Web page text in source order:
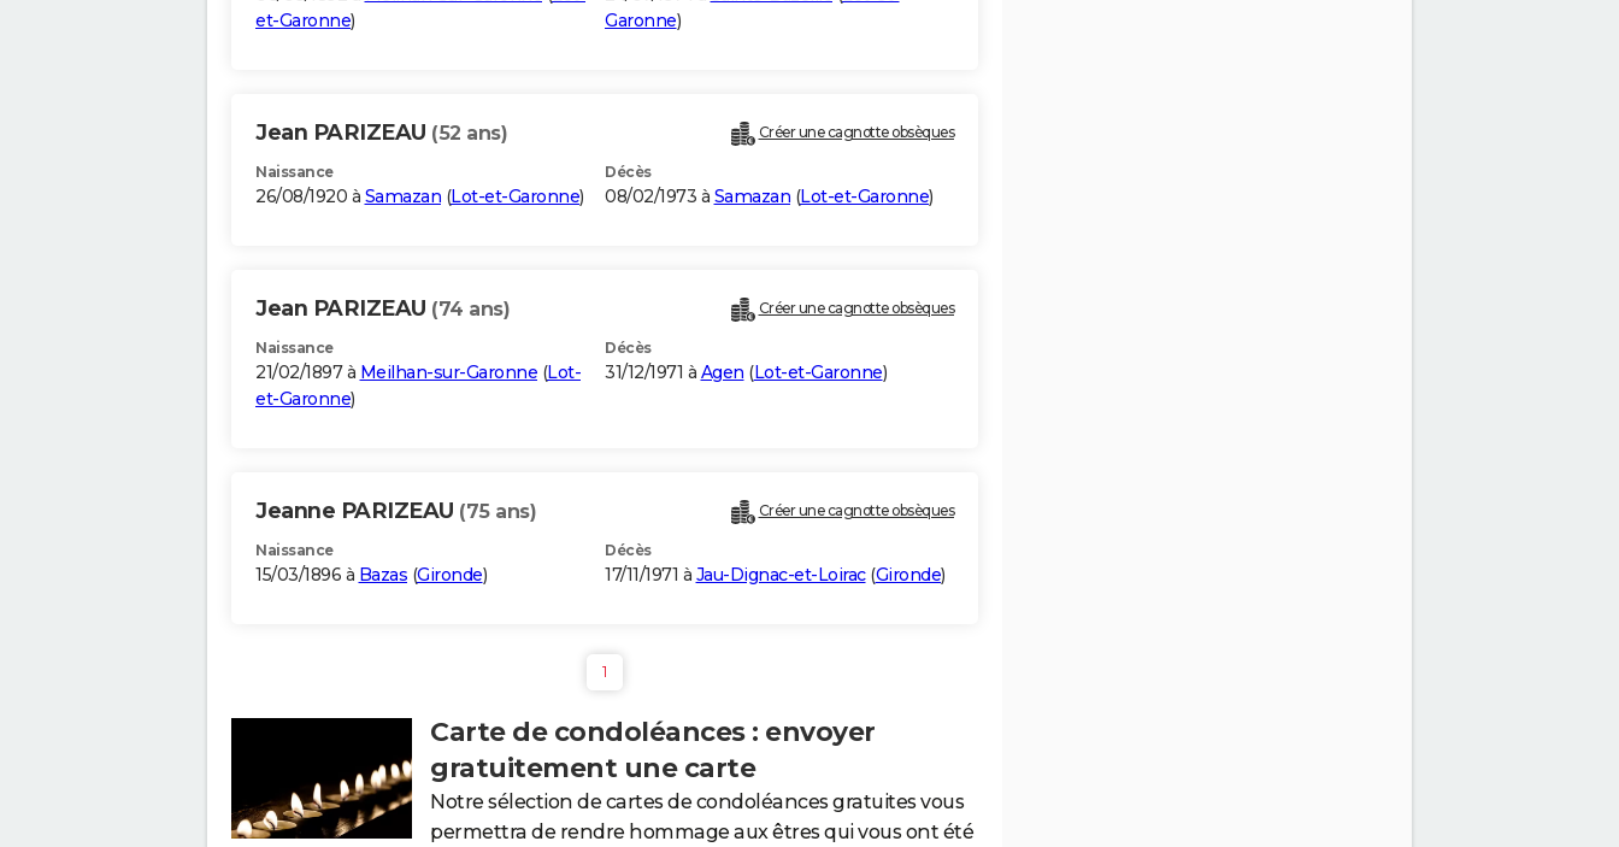
et-Garonne)
Garonne)
Jean PARIZEAU (52 ans) Créer une cagnotte obsèques
Naissance
26/08/1920 à Samazan (Lot-et-Garonne)
Décès
08/02/1973 à Samazan (Lot-et-Garonne)
Jean PARIZEAU (74 ans) Créer une cagnotte obsèques
Naissance
21/02/1897 à Meilhan-sur-Garonne (Lot-
et-Garonne)
Décès
31/12/1971 à Agen (Lot-et-Garonne)
Jeanne PARIZEAU (75 ans) Créer une cagnotte obsèques
Naissance
15/03/1896 à Bazas (Gironde)
Décès
17/11/1971 à Jau-Dignac-et-Loirac(Gironde)
1
Carte de condoléances : envoyer
gratuitement une carte
Notre sélection de cartes de condoléances gratuites vous
permettra de rendre hommage aux êtres qui vous ont été